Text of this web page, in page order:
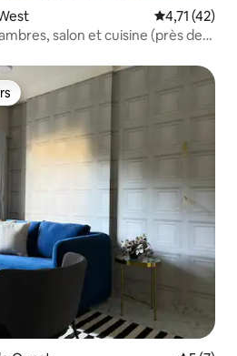
Évaluation
4,71 (42)
salon et cuisine (près de